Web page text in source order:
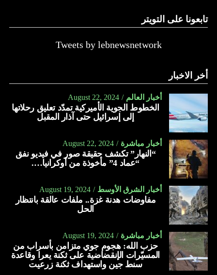
تابعونا على التويتر
Tweets by lebnewsnetwork
أخر الاخبار
أخبار العالم August 22, 2024
الخطوط الجوية الأميركية تمدّد تعليق رحلاتها
إلى إسرائيل حتى آذار المقبل
أخبار مباشرة August 22, 2024
“النهار” تكشف حقيقة صور في فيديو نفق
“عماد 4” مأخوذة من أوكرانيا….
أخبار الشرق الأوسط August 19, 2024
مفاوضات هدنة غزة.. ملفات عالقة بانتظار
الحل
أخبار مباشرة August 19, 2024
حزب الله: هجوم جوي متزامن بأسراب من
المسيّرات الإنقضاضية على ثكنة يعرا وقاعدة
سنط جين واستهداف ثكنة زرعيت